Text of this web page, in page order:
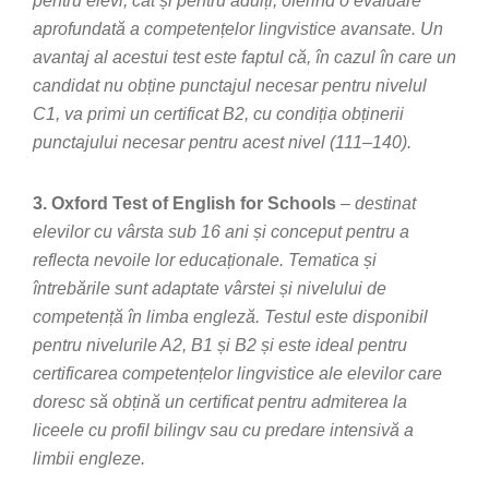
aprofundată a competențelor lingvistice avansate. Un
avantaj al acestui test este faptul că, în cazul în care un
candidat nu obține punctajul necesar pentru nivelul
C1, va primi un certificat B2, cu condiția obținerii
punctajului necesarpentru acest nivel (111–140).
3. Oxford Test of English for Schools – destinat
elevilor cu vârsta sub 16 ani și conceput pentru a
reflecta nevoile lor educaționale. Tematica și
întrebările sunt adaptate vârstei și nivelului de
competență în limba engleză. Testul este disponibil
pentru nivelurile A2, B1 și B2 și este ideal pentru
certificarea competențelor lingvistice ale elevilor care
doresc să obțină un certificat pentru admiterea la
liceele cu profil bilingv sau cu predare intensivă a
limbii engleze.